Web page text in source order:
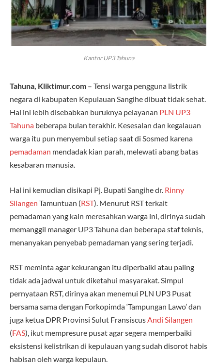
Kantor UP3 Tahuna
Tahuna, Kliktimur.com – Tensi warga pengguna listrik
negara di kabupaten Kepulauan Sangihe dibuat tidak sehat.
Hal ini lebih disebabkan buruknya pelayanan PLN UP3
Tahuna beberapa bulan terakhir. Kesesalan dan kegalauan
warga itu pun menyembul setiap saat di Sosmed karena
pemadaman mendadak kian parah, melewati abang batas
kesabaran manusia.
Hal ini kemudian disikapi Pj. Bupati Sangihe dr. Rinny
Silangen Tamuntuan (RST). Menurut RST terkait
pemadaman yang kain meresahkan warga ini, dirinya sudah
memanggil manager UP3 Tahuna dan beberapa staf teknis,
menanyakan penyebab pemadaman yang sering terjadi.
RST meminta agar kekurangan itu diperbaiki atau paling
tidak ada jadwal untuk diketahui masyarakat. Simpul
pernyataan RST, dirinya akan menemui PLN UP3 Pusat
bersama sama dengan Forkopimda ‘Tampungan Lawo’ dan
juga ketua DPR Provinsi Sulut FransiscusAndi Silangen
(FAS), ikut mempresure pusat agar segera memperbaiki
eksistensi kelistrikan di kepulauan yang sudah disorot habis
habisan oleh warga kepulaun.